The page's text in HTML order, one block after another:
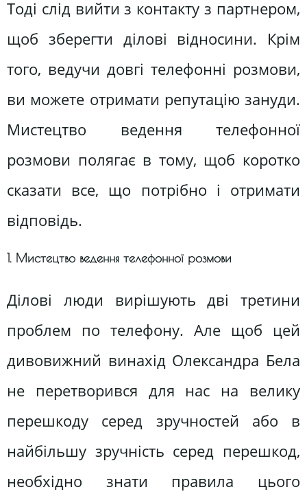
Тоді слід вийти з контакту з партнером,
щоб зберегти ділові відносини. Крім
того, ведучи довгі телефонні розмови,
ви можете отримати репутацію зануди.
Мистецтво ведення телефонної
розмови полягає в тому, щоб коротко
сказати все, що потрібно і отримати
відповідь.
1. Мистецтво ведення телефонної розмови
Ділові люди вирішують дві третини
проблем по телефону. Але щоб цей
дивовижний винахід Олександра Бела
не перетворився для нас на велику
перешкоду серед зручностей або в
найбільшу зручність серед перешкод,
необхідно знати правила цього